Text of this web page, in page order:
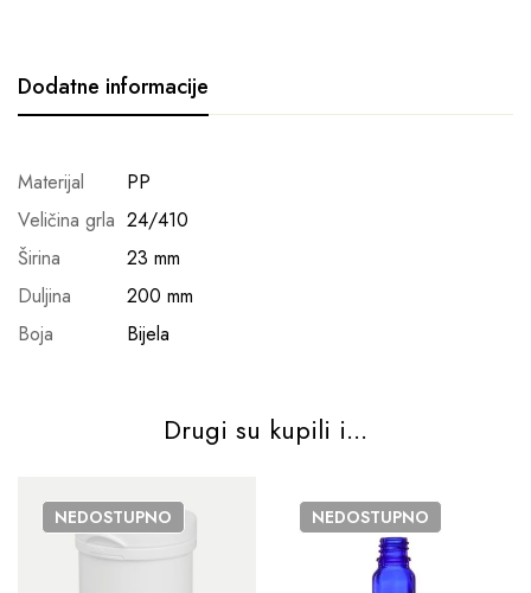
Dodatne informacije
Materijal
PP
Veličina grla 24/410
Širina
23 mm
Duljina
200 mm
Boja
Bijela
Drugi su kupili i...
NEDOSTUPNO NEDOSTUPNO